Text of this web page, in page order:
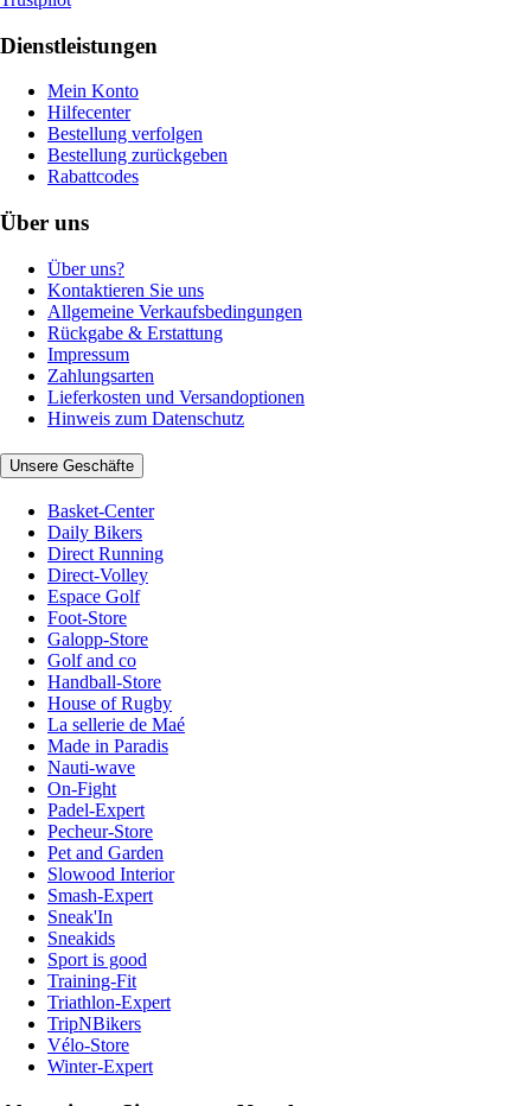
Dienstleistungen
Mein Konto
Hilfecenter
Bestellung verfolgen
Bestellung zurückgeben
Rabattcodes
Über uns
Über uns?
Kontaktieren Sie uns
Allgemeine Verkaufsbedingungen
Rückgabe & Erstattung
Impressum
Zahlungsarten
Lieferkosten und Versandoptionen
Hinweis zum Datenschutz
Unsere Geschäfte
Basket-Center
Daily Bikers
Direct Running
Direct-Volley
Espace Golf
Foot-Store
Galopp-Store
Golf and co
Handball-Store
House of Rugby
La sellerie de Maé
Made in Paradis
Nauti-wave
On-Fight
Padel-Expert
Pecheur-Store
Pet and Garden
Slowood Interior
Smash-Expert
Sneak'In
Sneakids
Sport is good
Training-Fit
Triathlon-Expert
TripNBikers
Vélo-Store
Winter-Expert